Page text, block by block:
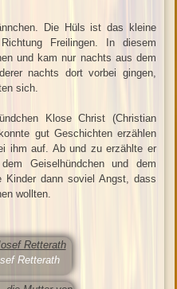
Die Hüls ist das kleine
Freilingen. In diesem
und kam nur nachts aus dem
nachts dort vorbei gingen,
sich.
Klose Christ (Christian
gut Geschichten erzählen
ihm auf. Ab und zu erzählte er
Geiselhündchen und dem
Kinder dann soviel Angst, dass
wollten.
Retterath